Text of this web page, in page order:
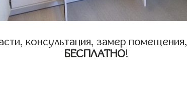
консультация, замер
БЕСПЛАТНО!